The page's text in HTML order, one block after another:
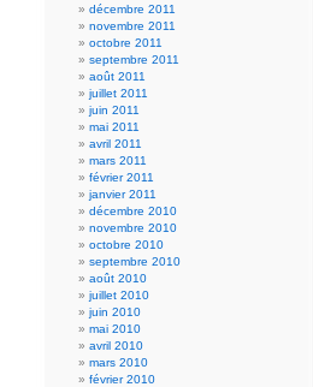
décembre 2011
novembre 2011
octobre 2011
septembre 2011
août 2011
juillet 2011
juin 2011
mai 2011
avril 2011
mars 2011
février 2011
janvier 2011
décembre 2010
novembre 2010
octobre 2010
septembre 2010
août 2010
juillet 2010
juin 2010
mai 2010
avril 2010
mars 2010
février 2010